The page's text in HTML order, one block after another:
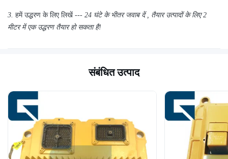
3. हमें उद्धरण के लिए लिखें --- 24 घंटे के भीतर जवाब दें , तैयार उत्पादों के लिए 2
मीटर में एक उद्धरण तैयार हो सकता है!
संबंधित उत्पाद